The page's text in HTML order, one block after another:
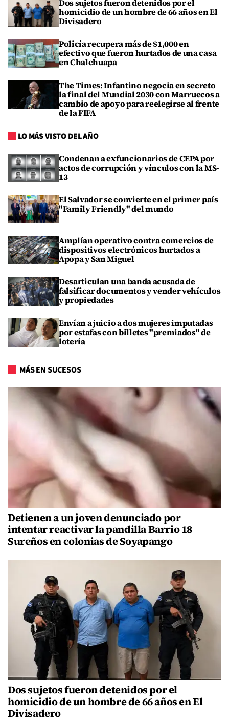
Dos sujetos fueron detenidos por el
homicidio de un hombre de 66 años en El
Divisadero
Policía recupera más de $1,000 en
efectivo que fueron hurtados de una casa
en Chalchuapa
The Times: Infantino negocia en secreto
la final del Mundial 2030 con Marruecos a
cambio de apoyo para reelegirse al frente
de la FIFA
LO MÁS VISTO DEL AÑO
Condenan a exfuncionarios de CEPA por
actos de corrupción y vínculos con la MS-
13
El Salvador se convierte en el primer país
"Family Friendly" del mundo
Amplían operativo contra comercios de
dispositivos electrónicos hurtados a
Apopa y San Miguel
Desarticulan una banda acusada de
falsificar documentos y vender vehículos
y propiedades
Envían a juicio a dos mujeres imputadas
por estafas con billetes "premiados" de
lotería
MÁS EN SUCESOS
Detienen a un joven denunciado por
intentar reactivar la pandilla Barrio 18
Sureños en colonias de Soyapango
Dos sujetos fueron detenidos por el
homicidio de un hombre de 66 años en El
Divisadero